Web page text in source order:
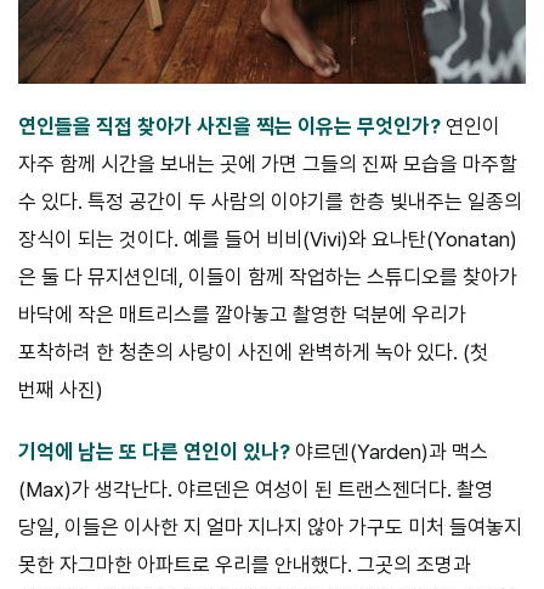
연인들을 직접 찾아가 사진을 찍는 이유는 무엇인가? 연인이
자주 함께 시간을 보내는 곳에 가면 그들의 진짜 모습을 마주할
수 있다. 특정 공간이 두 사람의 이야기를 한층 빛내주는 일종의
장식이 되는 것이다. 예를 들어 비비(Vivi)와 요나탄(Yonatan)
은 둘 다 뮤지션인데, 이들이 함께 작업하는 스튜디오를 찾아가
바닥에 작은 매트리스를 깔아놓고 촬영한 덕분에 우리가
포착하려 한 청춘의 사랑이 사진에 완벽하게 녹아 있다. (첫
번째 사진)
기억에 남는 또 다른 연인이 있나? 야르덴(Yarden)과 맥스
(Max)가 생각난다. 야르덴은 여성이 된 트랜스젠더다. 촬영
당일, 이들은 이사한 지 얼마 지나지 않아 가구도 미처 들여놓지
못한 자그마한 아파트로 우리를 안내했다. 그곳의 조명과